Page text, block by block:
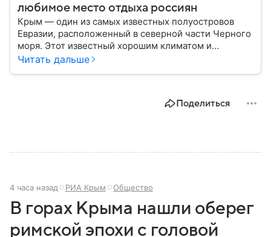
любимое место отдыха россиян
Крым — один из самых известных полуостровов
Евразии, расположенный в северной части Черного
моря. Этот известный хорошим климатом и
красивой природой регион имеет также огромное
положение сделало полуостров ключевой точкой
Читать дальше
Поделиться
4 часа назад РИА Крым Общество
В горах Крыма нашли оберег
римской эпохи с головой